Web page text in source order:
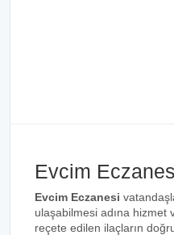
Evcim
Evcim Eczanesi
ulaşabilmesi adına hizmet
reçete edilen ilaçların